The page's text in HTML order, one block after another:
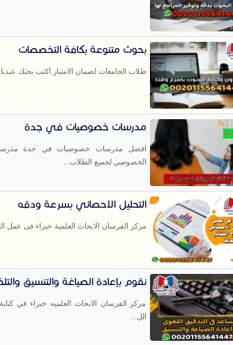
بحوث متنوعة بكافة التخصصات
طلاب الجامعات لضمان الامتياز اكتب بحثك
مدرسات خصوصيات في جدة
افضل مدرسات خصوصيات في جدة
الخصوصي لجميع الطلاب...
التحليل الاحصائي بسرعة ودقه
مركز الفرسان الابحاث العلمية خبراء فى عمل
نقوم بإعادة الصياغة والتنسيق
مركز الفرسان الابحاث العلميه خبراء في
الل...